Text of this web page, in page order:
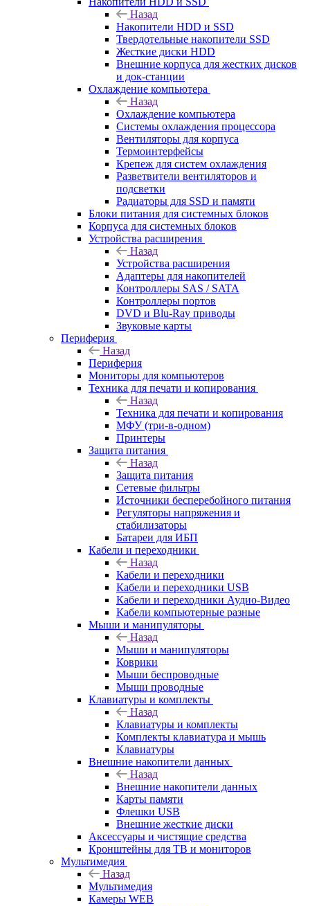
Назад
Накопители HDD и SSD
Твердотельные накопители SSD
Жесткие диски HDD
Внешние корпуса для жестких дисков
и док-станции
Охлаждение компьютера
Назад
Охлаждение компьютера
Системы охлаждения процессора
Вентиляторы для корпуса
Термоинтерфейсы
Крепеж для систем охлаждения
Разветвители вентиляторов и
подсветки
Радиаторы для SSD и памяти
Блоки питания для системных блоков
Корпуса для системных блоков
Устройства расширения
Назад
Устройства расширения
Адаптеры для накопителей
Контроллеры SAS / SATA
Контроллеры портов
DVD и Blu-Ray приводы
Звуковые карты
Периферия
Назад
Периферия
Мониторы для компьютеров
Техника для печати и копирования
Назад
Техника для печати и копирования
МФУ (три-в-одном)
Принтеры
Защита питания
Назад
Защита питания
Сетевые фильтры
Источники бесперебойного питания
Регуляторы напряжения и
стабилизаторы
Батареи для ИБП
Кабели и переходники
Назад
Кабели и переходники
Кабели и переходники USB
Кабели и переходники Аудио-Видео
Кабели компьютерные разные
Мыши и манипуляторы
Назад
Мыши и манипуляторы
Коврики
Мыши беспроводные
Мыши проводные
Клавиатуры и комплекты
Назад
Клавиатуры и комплекты
Комплекты клавиатура и мышь
Клавиатуры
Внешние накопители данных
Назад
Внешние накопители данных
Карты памяти
Флешки USB
Внешние жесткие диски
Аксессуары и чистящие средства
Кронштейны для ТВ и мониторов
Мультимедия
Назад
Мультимедия
Камеры WEB